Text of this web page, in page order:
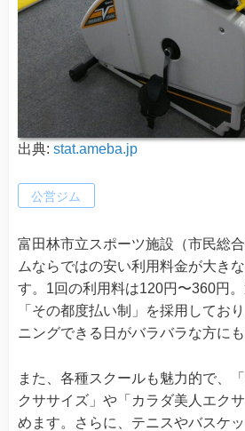
出典: stat.ameba.jp
公営ジム
富田林市立スポーツ施設（市民総
ムならではの安い利用料金が大き
す。1回の利用料は120円〜360円
「その都度払い制」を採用してお
ニングできる日がバラバラな方にも
また、各種スクールも魅力的で、
クササイズ」や「カラダ美人エク
めます。さらに、テニスやバスケ